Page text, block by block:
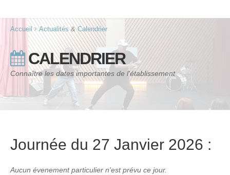
Accueil Actualités&Calendrier
CALENDRIER
Connaître les dates importantes de l'établissement
Journée du 27 Janvier 2026 :
Aucun évenement particulier n'est prévu ce jour.